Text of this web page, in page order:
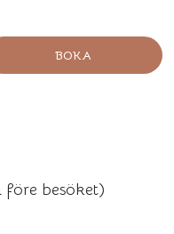
BOKA
besöket)